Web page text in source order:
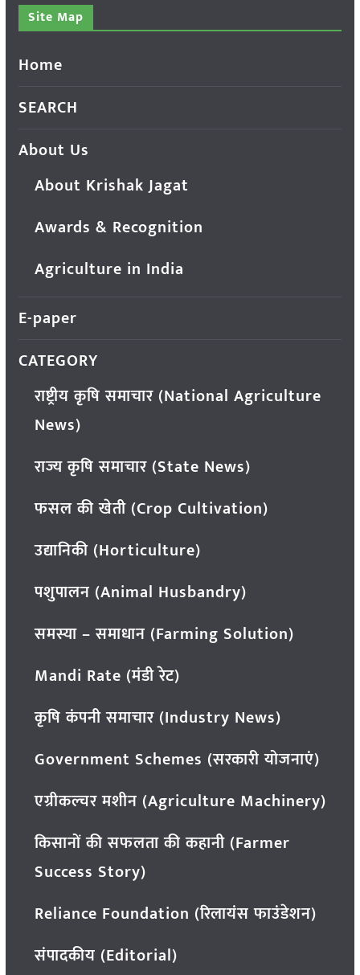
Site Map
Home
SEARCH
About Us
About Krishak Jagat
Awards & Recognition
Agriculture in India
E-paper
CATEGORY
राष्ट्रीय कृषि समाचार (National Agriculture
News)
राज्य कृषि समाचार (State News)
फसल की खेती (Crop Cultivation)
उद्यानिकी (Horticulture)
पशुपालन (Animal Husbandry)
समस्या – समाधान (Farming Solution)
Mandi Rate (मंडी रेट)
कृषि कंपनी समाचार (Industry News)
Government Schemes (सरकारी योजनाएं)
एग्रीकल्चर मशीन (Agriculture Machinery)
किसानों की सफलता की कहानी (Farmer
Success Story)
Reliance Foundation (रिलायंस फाउंडेशन)
संपादकीय (Editorial)